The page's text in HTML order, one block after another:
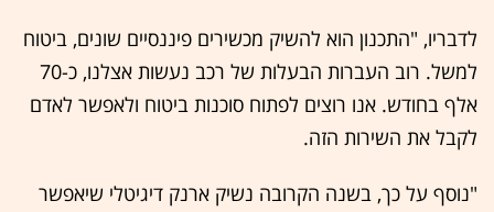
לדבריו, "התכנון הוא להשיק מכשירים פיננסיים שונים, ביטוח
למשל. רוב העברות הבעלות של רכב נעשות אצלנו, כ-70
אלף בחודש. אנו רוצים לפתוח סוכנות ביטוח ולאפשר לאדם
לקבל את השירות הזה.
"נוסף על כך, בשנה הקרובה נשיק ארנק דיגיטלי שיאפשר